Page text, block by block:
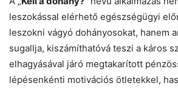
leszokással elérhető egészségügyi
leszokni vágyó dohányosokat, hanem
sugallja, kiszámíthatóvá teszi a káros
elhagyásával járó megtakarított
lépésenkénti motivációs ötletekkel,